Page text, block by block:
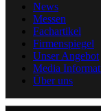
News
Messen
Fachartikel
Firmenspiegel
Unser Angebot
Media
Über uns